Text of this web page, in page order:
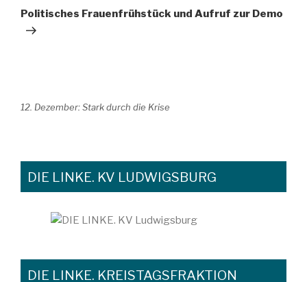
Beitrag
Politisches Frauenfrühstück und Aufruf zur Demo
12. Dezember: Stark durch die Krise
DIE LINKE. KV LUDWIGSBURG
DIE LINKE. KREISTAGSFRAKTION